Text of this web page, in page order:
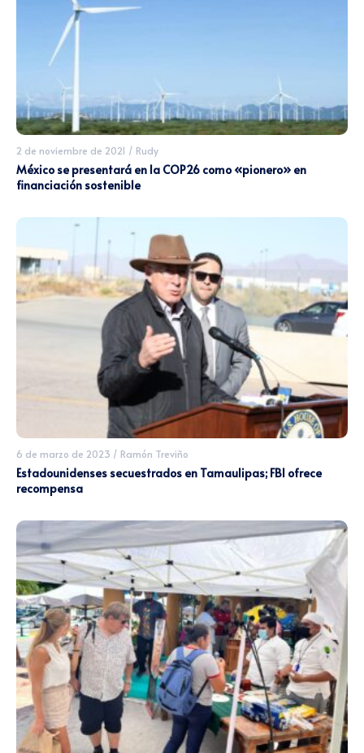
2 de noviembre de 2021 / Rudy
México se presentará en la COP26 como «pionero» en
financiación sostenible
6 de marzo de 2023 / Ramón Treviño
Estadounidenses secuestrados en Tamaulipas; FBI ofrece
recompensa